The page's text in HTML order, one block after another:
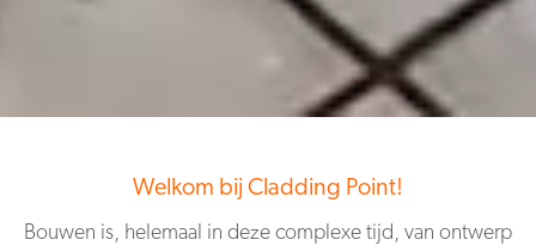
Welkom bij Cladding Point!
Bouwen is, helemaal in deze complexe tijd, van ontwerp